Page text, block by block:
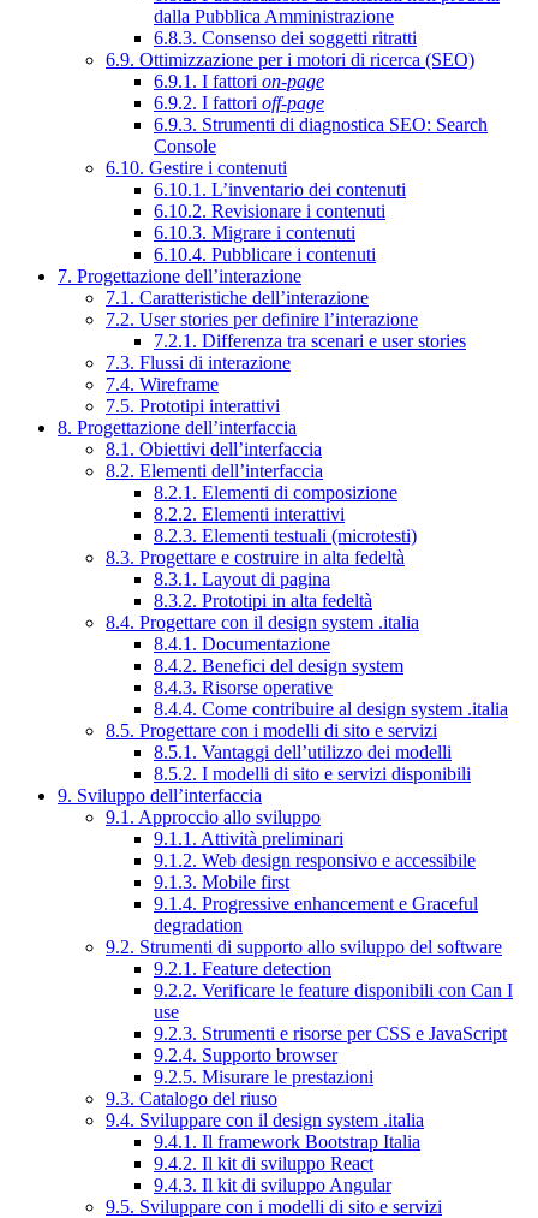
dalla Pubblica Amministrazione
6.8.3. Consenso dei soggetti ritratti
6.9. Ottimizzazione per i motori di ricerca (SEO)
6.9.1. I fattori on-page
6.9.2. I fattori off-page
6.9.3. Strumenti di diagnostica SEO: Search
Console
6.10. Gestire i contenuti
6.10.1. L’inventario dei contenuti
6.10.2. Revisionare i contenuti
6.10.3. Migrare i contenuti
6.10.4. Pubblicare i contenuti
7. Progettazione dell’interazione
7.1. Caratteristiche dell’interazione
7.2. User stories per definire l’interazione
7.2.1. Differenza tra scenari e user stories
7.3. Flussi di interazione
7.4. Wireframe
7.5. Prototipi interattivi
8. Progettazione dell’interfaccia
8.1. Obiettivi dell’interfaccia
8.2. Elementi dell’interfaccia
8.2.1. Elementi di composizione
8.2.2. Elementi interattivi
8.2.3. Elementi testuali (microtesti)
8.3. Progettare e costruire in alta fedeltà
8.3.1. Layout di pagina
8.3.2. Prototipi in alta fedeltà
8.4. Progettare con il design system .italia
8.4.1. Documentazione
8.4.2. Benefici del design system
8.4.3. Risorse operative
8.4.4. Come contribuire al design system .italia
8.5. Progettare con i modelli di sito e servizi
8.5.1. Vantaggi dell’utilizzo dei modelli
8.5.2. I modelli di sito e servizi disponibili
9. Sviluppo dell’interfaccia
9.1. Approccio allo sviluppo
9.1.1. Attività preliminari
9.1.2. Web design responsivo e accessibile
9.1.3. Mobile first
9.1.4. Progressive enhancement e Graceful
degradation
9.2. Strumenti di supporto allo sviluppo del software
9.2.1. Feature detection
9.2.2. Verificare le feature disponibili con Can I
use
9.2.3. Strumenti e risorse per CSS e JavaScript
9.2.4. Supporto browser
9.2.5. Misurare le prestazioni
9.3. Catalogo del riuso
9.4. Sviluppare con il design system .italia
9.4.1. Il framework Bootstrap Italia
9.4.2. Il kit di sviluppo React
9.4.3. Il kit di sviluppo Angular
9.5. Sviluppare con i modelli di sito e servizi